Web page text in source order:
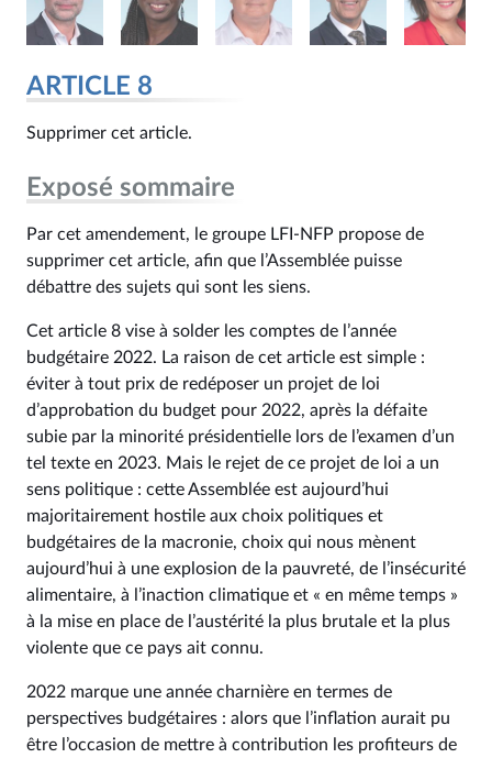
ARTICLE 8
Supprimer cet article.
Exposé sommaire
Par cet amendement, le groupe LFI-NFP propose de
supprimer cet article, afin que l’Assemblée puisse
débattre des sujets qui sont les siens.
Cet article 8 vise à solder les comptes de l’année
budgétaire 2022. La raison de cet article est simple :
éviter à tout prix de redéposer un projet de loi
d’approbation du budget pour 2022, après la défaite
subie par la minorité présidentielle lors de l’examen d’un
tel texte en 2023. Mais le rejet de ce projet de loi a un
sens politique : cette Assemblée est aujourd’hui
majoritairement hostile aux choix politiques et
budgétaires de la macronie, choix qui nous mènent
aujourd’hui à une explosion de la pauvreté, de l’insécurité
alimentaire, à l’inaction climatique et « en même temps »
à la mise en place de l’austérité la plus brutale et la plus
violente que ce pays ait connu.
2022 marque une année charnière en termes de
perspectives budgétaires : alors que l’inflation aurait pu
être l’occasion de mettre à contribution les profiteurs de